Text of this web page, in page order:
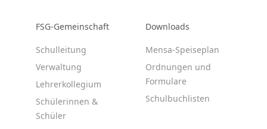
FSG-Gemeinschaft
Schulleitung
Verwaltung
Lehrerkollegium
Schülerinnen &
Schüler
Downloads
Mensa-Speiseplan
Ordnungen und
Formulare
Schulbuchlisten